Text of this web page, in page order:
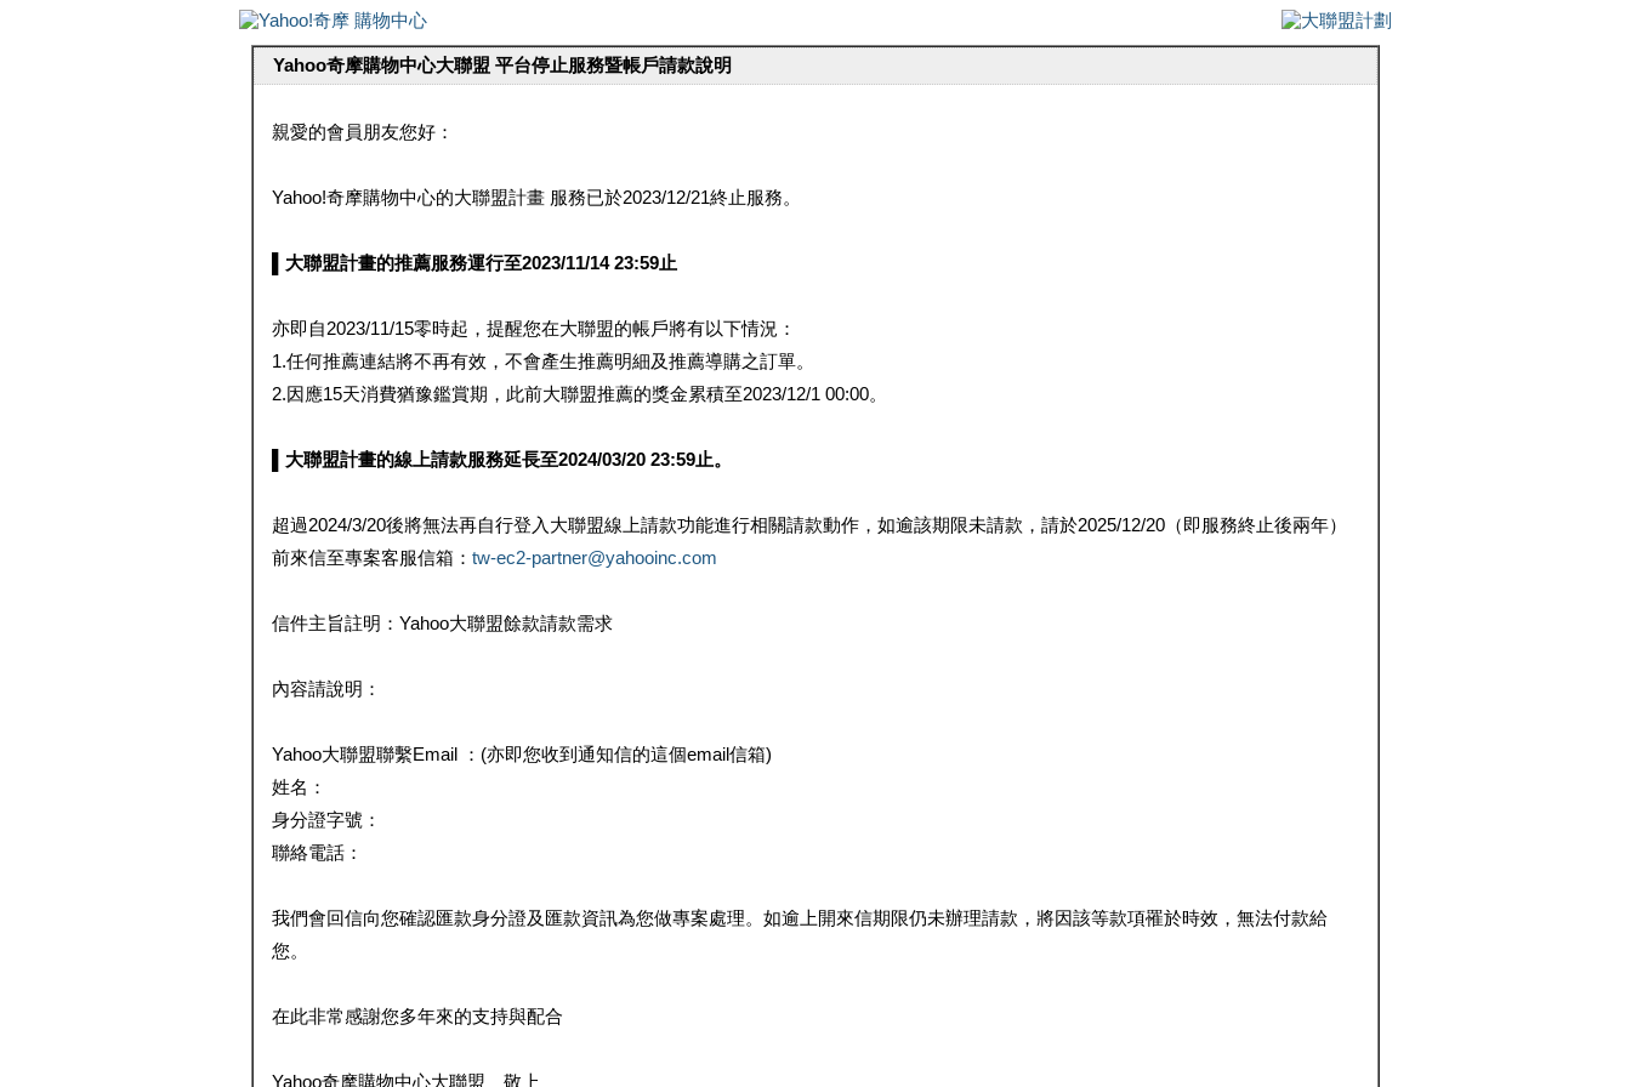
Yahoo奇摩購物中心大聯盟 平台停止服務暨帳戶請款說明
親愛的會員朋友您好：
Yahoo!奇摩購物中心的大聯盟計畫 服務已於2023/12/21終止服務。
▌大聯盟計畫的推薦服務運行至2023/11/14 23:59止
亦即自2023/11/15零時起，提醒您在大聯盟的帳戶將有以下情況：
1.任何推薦連結將不再有效，不會產生推薦明細及推薦導購之訂單。
2.因應15天消費猶豫鑑賞期，此前大聯盟推薦的獎金累積至2023/12/1 00:00。
▌大聯盟計畫的線上請款服務延長至2024/03/20 23:59止。
超過2024/3/20後將無法再自行登入大聯盟線上請款功能進行相關請款動作，如逾該期限未請款，請於2025/12/20（即服務終止後兩年）
前來信至專案客服信箱： tw-ec2-partner@yahooinc.com
信件主旨註明：Yahoo大聯盟餘款請款需求
內容請說明：
Yahoo大聯盟聯繫Email ：(亦即您收到通知信的這個email信箱)
姓名：
身分證字號：
聯絡電話：
我們會回信向您確認匯款身分證及匯款資訊為您做專案處理。如逾上開來信期限仍未辦理請款，將因該等款項罹於時效，無法付款給
您。
在此非常感謝您多年來的支持與配合
Yahoo奇摩購物中心大聯盟 敬上